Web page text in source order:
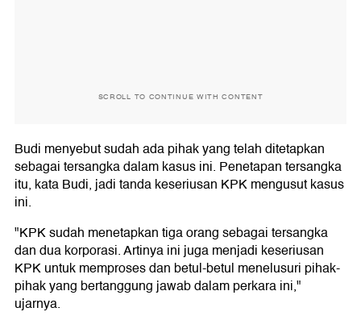
SCROLL TO CONTINUE WITH CONTENT
Budi menyebut sudah ada pihak yang telah ditetapkan
sebagai tersangka dalam kasus ini. Penetapan tersangka
itu, kata Budi, jadi tanda keseriusan KPK mengusut kasus
ini.
"KPK sudah menetapkan tiga orang sebagai tersangka
dan dua korporasi. Artinya ini juga menjadi keseriusan
KPK untuk memproses dan betul-betul menelusuri pihak-
pihak yang bertanggung jawab dalam perkara ini,"
ujarnya.